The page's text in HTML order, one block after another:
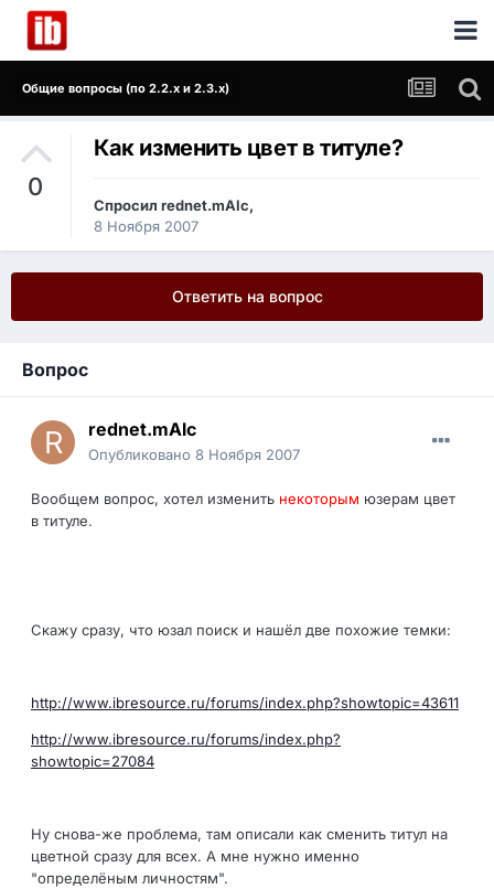
Общие вопросы (по 2.2.x и 2.3.x)
0
Как изменить цвет в титуле?
Спросил rednet.mAlc,
8 Ноября 2007
Ответить на вопрос
Вопрос
rednet.mAlc
Опубликовано 8 Ноября 2007
Вообщем вопрос, хотел изменить некоторым юзерам цвет
в титуле.
Скажу сразу, что юзал поиск и нашёл две похожие темки:
http://www.ibresource.ru/forums/index.php?showtopic=43611
http://www.ibresource.ru/forums/index.php?
showtopic=27084
Ну снова-же проблема, там описали как сменить титул на
цветной сразу для всех. А мне нужно именно
"определёным личностям".